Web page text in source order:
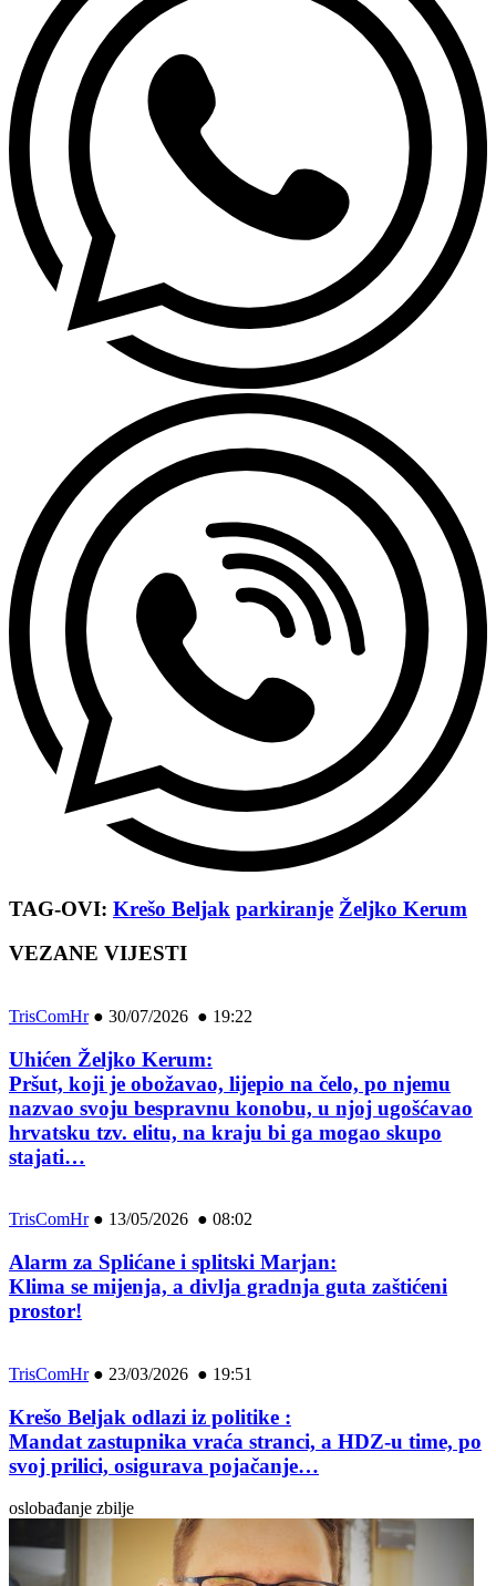
TAG-OVI: Krešo Beljak parkiranje Željko Kerum
VEZANE VIJESTI
TrisComHr● 30/07/2026 ● 19:22
Uhićen Željko Kerum:
Pršut, koji je obožavao, lijepio na čelo, po njemu
nazvao svoju bespravnu konobu, u njoj ugošćavao
hrvatsku tzv. elitu, na kraju bi ga mogao skupo
stajati…
TrisComHr● 13/05/2026 ● 08:02
Alarm za Splićane i splitski Marjan:
Klima se mijenja, a divlja gradnja guta zaštićeni
prostor!
TrisComHr● 23/03/2026 ● 19:51
Krešo Beljak odlazi iz politike :
Mandat zastupnika vraća stranci, a HDZ-u time, po
svoj prilici, osigurava pojačanje…
oslobađanje zbilje